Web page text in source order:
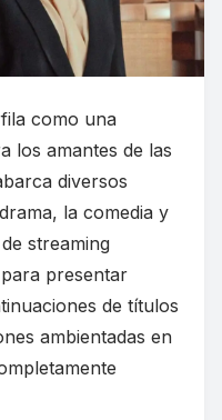
como una
los amantes de las
diversos
la comedia y
streaming
presentar
de títulos
ambientadas en